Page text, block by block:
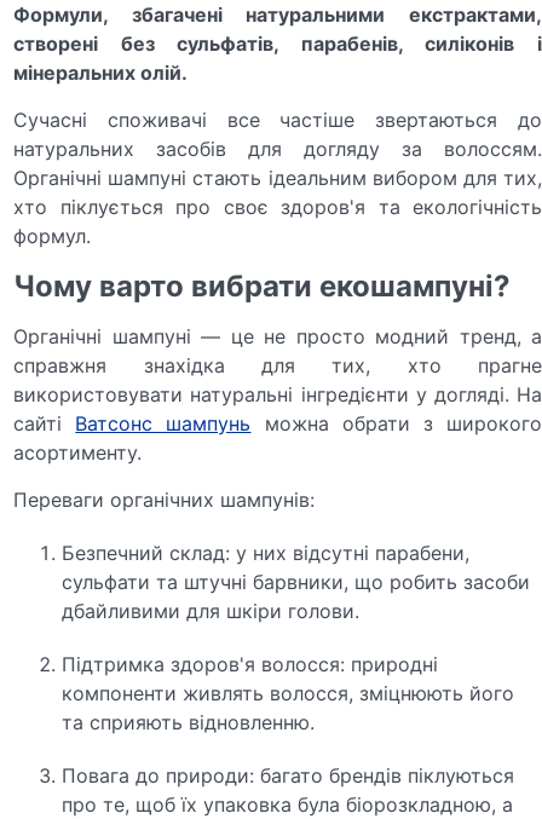
Формули, збагачені натуральними екстрактами,
створені без сульфатів, парабенів, силіконів і
мінеральних олій.
Сучасні споживачі все частіше звертаються до
натуральних засобів для догляду за волоссям.
Органічні шампуні стають ідеальним вибором для тих,
хто піклується про своє здоров'я та екологічність
формул.
Чому варто вибрати екошампуні?
Органічні шампуні ― це не просто модний тренд, а
справжня знахідка для тих, хто прагне
використовувати натуральні інгредієнти у догляді. На
сайті Ватсонс шампунь можна обрати з широкого
асортименту.
Переваги органічних шампунів:
Безпечний склад: у них відсутні парабени,
сульфати та штучні барвники, що робить засоби
дбайливими для шкіри голови.
Підтримка здоров'я волосся: природні
компоненти живлять волосся, зміцнюють його
та сприяють відновленню.
Повага до природи: багато брендів піклуються
про те, щоб їх упаковка була біорозкладною, а